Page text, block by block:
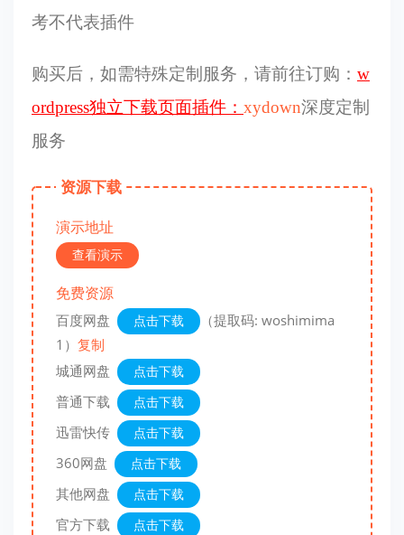
考不代表插件
购买后，如需特殊定制服务，请前往订购： w
ordpress独立下载页面插件： xydown深度定制
服务
资源下载
演示地址
查看演示
免费资源
百度网盘 点击下载
（提取码: woshimima
1） 复制
城通网盘
点击下载
普通下载 点击下载
迅雷快传 点击下载
360网盘 点击下载
其他网盘 点击下载
官方下载 点击下载